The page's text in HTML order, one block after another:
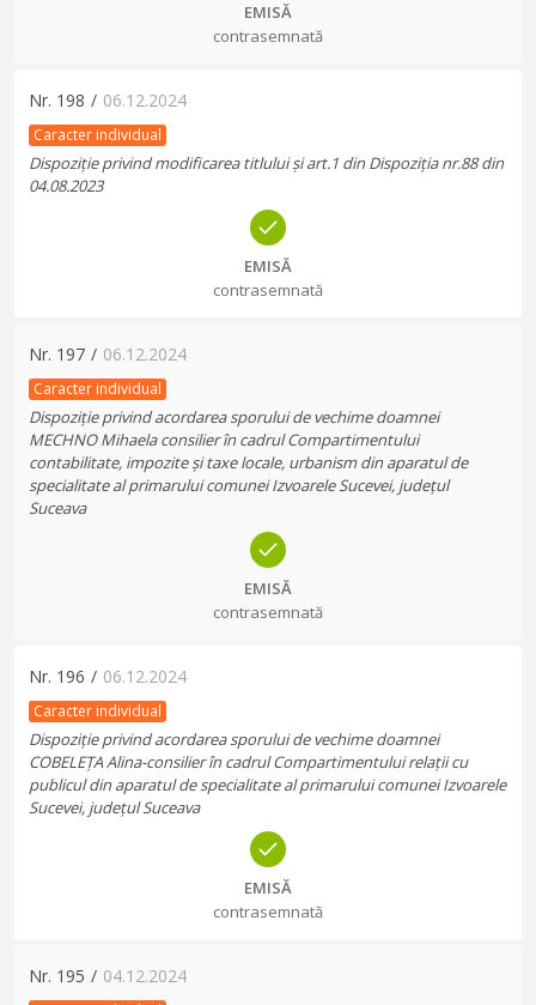
EMISĂ
contrasemnată
Nr. 198 / 06.12.2024
Caracter individual
Dispoziție privind modificarea titlului și art.1 din Dispoziția nr.88 din
04.08.2023
EMISĂ
contrasemnată
Nr. 197 / 06.12.2024
Caracter individual
Dispoziție privind acordarea sporului de vechime doamnei
MECHNO Mihaela consilier în cadrul Compartimentului
contabilitate, impozite și taxe locale, urbanism din aparatul de
specialitate al primarului comunei Izvoarele Sucevei, județul
Suceava
EMISĂ
contrasemnată
Nr. 196 / 06.12.2024
Caracter individual
Dispoziție privind acordarea sporului de vechime doamnei
COBELEȚA Alina-consilier în cadrul Compartimentului relații cu
publicul din aparatul de specialitate al primarului comunei Izvoarele
Sucevei, județul Suceava
EMISĂ
contrasemnată
Nr. 195 / 04.12.2024